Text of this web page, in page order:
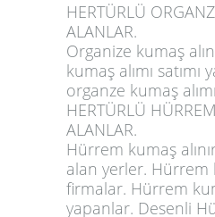
HERTÜRLÜ
ALANLAR.
Organize kumaş
kumaş alımı satımı
organze kumaş
HERTÜRLÜ
ALANLAR.
Hürrem kumaş
alan yerler. Hürrem
firmalar. Hürrem
yapanlar. Desenli